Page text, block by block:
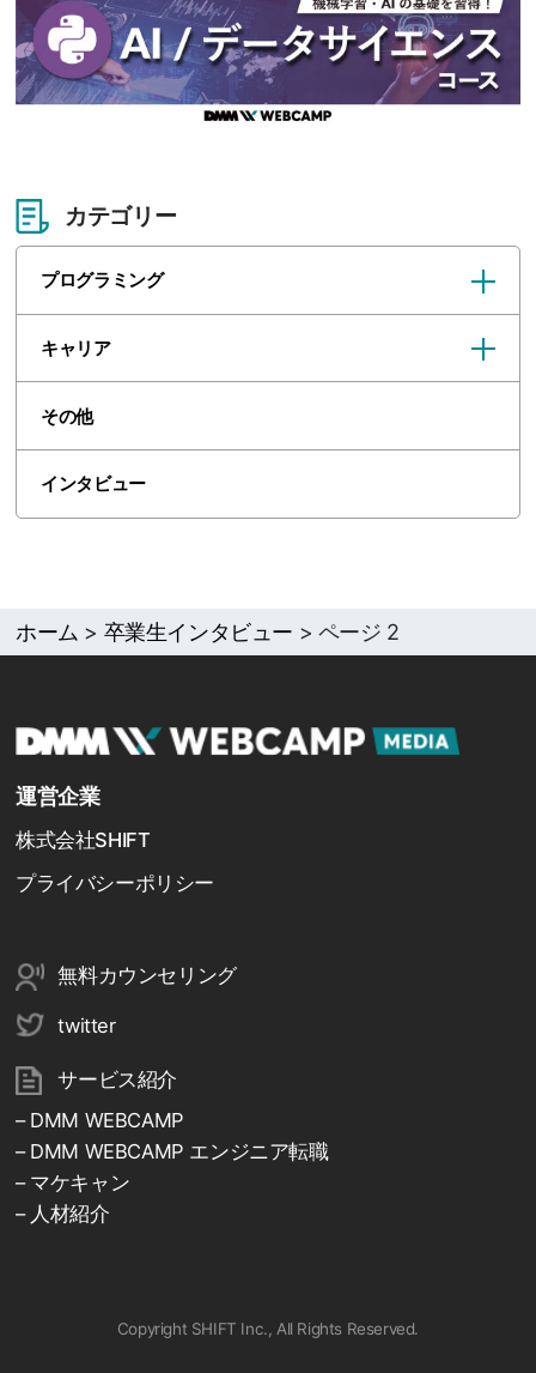
カテゴリー
プログラミング
キャリア
その他
インタビュー
ホーム > 卒業生インタビュー > ページ 2
運営企業
株式会社SHIFT
プライバシーポリシー
無料カウンセリング
twitter
サービス紹介
– DMM WEBCAMP
– DMM WEBCAMP エンジニア転職
– マケキャン
– 人材紹介
Copyright SHIFT Inc., All Rights Reserved.